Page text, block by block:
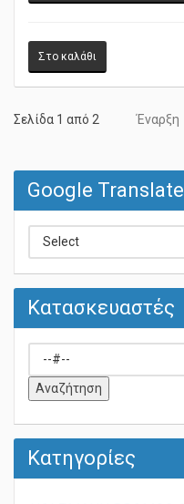
Έναρξη
Google Translate
Κατασκευαστές
Κατηγορίες